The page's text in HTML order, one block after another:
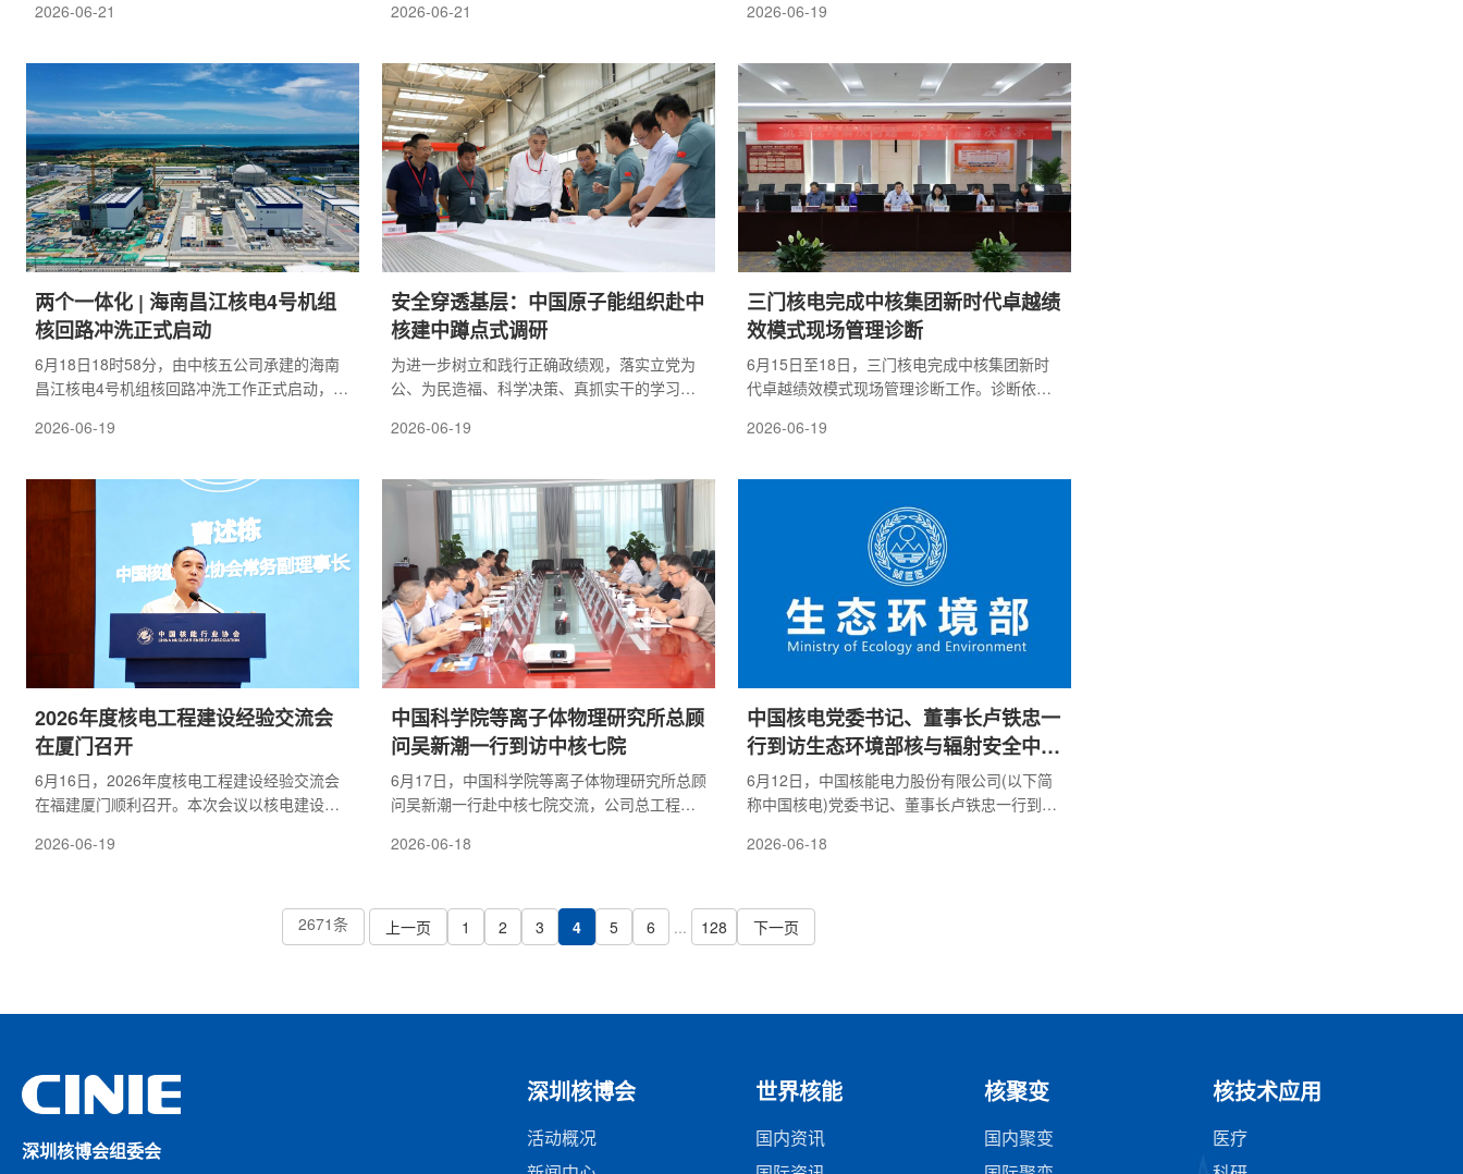
待了来宾一行。黄晓薇一行参观了漳州能源公
馆，她重点听取了中国核工业发展历程、中国
核电行业发展情况、我国自主三代核电技术华
龙一号以及漳州能源公司发展情况的汇报。在
模拟机房，她与漳州能源公司女职工代表们亲
切交流，关心和了解核电行业女职工们的工作
和生活情...
2026-06-21
玉林拟新增注册资本28,927万元，由原股东中
(持股49%)同比例增资，其中公司新增出资
14,752.77万元、玉林能投新增出资14,174.23
万元，增资前中核玉林注册资本50,000万元(实
缴25,000万元)，增资后注册资本增至78,927万
元。中核玉林成立于2024年3月，2025年末资
产总额25,002.45万...
2026-06-21
由核工业西南物理研究院(简称西物院)牵头，中
限公司参与的中方联合体，承担这一全球首个
堆级偏滤器的集成总包任务，标志着我国在
ITER核心装备制造领域实现从部件供货向系统
集成的关键跨越。今年5月，位于浙江海盐的
ITER偏滤器集成专用设施正式投用。该设施占
地1400平方...
2026-06-19
两个一体化 | 海南昌江核电4号机组
核回路冲洗正式启动
6月18日18时58分，由中核五公司承建的海南
昌江核电4号机组核回路冲洗工作正式启动，标
为机组后续冷态试验、并网发电奠定坚实基
序，工作系统性强、工艺复杂、质量管控标准
严苛。作业覆盖反应堆冷却剂系统、余热排出
系统、安全注入系统等核心管线与设备，依托
介质循环冲刷、取样检测、清洁度复核等标准
化流程，清除管路内部杂物，同步验证管路通
流能力、多系统联...
2026-06-19
安全穿透基层：中国原子能组织赴中
核建中蹲点式调研
为进一步树立和践行正确政绩观，落实立党为
公、为民造福、科学决策、真抓实干的学习教
相关部署，推动安全生产穿透至基层末端。6月
永春一行到中核建中开展安全环保蹲点式调
研。期间，尤永春一行深入中核建中生产一
线，通过听取汇报、访谈交流、跟班观察、应
急检验和安全质量同行评估等方式开展安全环
保现场调研，督导采购与供应链安全，并列席
基层党组织主题党日...
2026-06-19
三门核电完成中核集团新时代卓越绩
效模式现场管理诊断
6月15日至18日，三门核电完成中核集团新时
代卓越绩效模式现场管理诊断工作。诊断依据
准要求，聚焦领导、战略、顾客与市场、资
谈、高层沟通、专项汇报访谈、基层员工座
谈、管理资料台账查阅等形式，穿透公司全层
级，客观评价现有管理方法成效，系统梳理公
司经营管理核心优势，精准剖析管理流程、制
度落地、基层执行等...
2026-06-19
2026年度核电工程建设经验交流会
在厦门召开
6月16日，2026年度核电工程建设经验交流会
在福建厦门顺利召开。本次会议以核电建设质
210余位代表参会，本次大会围绕核电工程建设
入交流。中国核能行业协会常务副理事长曹述
栋出席会议并致辞。曹述栋在致辞中强调，面
2026-06-19
中国科学院等离子体物理研究所总顾
问吴新潮一行到访中核七院
6月17日，中国科学院等离子体物理研究所总顾
问吴新潮一行赴中核七院交流，公司总工程师
介绍了各自发展历史、技术优势、科研平台以
关键领域深入研讨，达成合作共识。裴旭涛对
吴新潮一行到访表示热烈欢迎，感谢中科院等
2026-06-18
中国核电党委书记、董事长卢铁忠一
行到访生态环境部核与辐射安全中心
开展工作交流
6月12日，中国核能电力股份有限公司(以下简
称中国核电)党委书记、董事长卢铁忠一行到访
展工作交流，中心主任柴国旱、副主任李斌，
论。中国核电对中心长期以来的支持、关心和
帮助表示感谢，后续将督促各核电厂营运单位
2026-06-18
2671条 上一页 1 2 3 4 5 6 ... 128 下一页
深圳核博会组委会
深圳核博会
活动概况
世界核能
国内资讯
核聚变
国内聚变
核技术应用
医疗